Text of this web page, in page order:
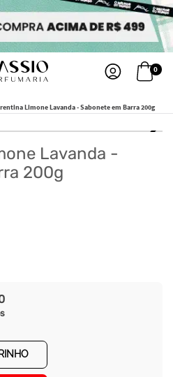
0
Limone Lavanda - Sabonete em Barra 200g
Lavanda -
200g